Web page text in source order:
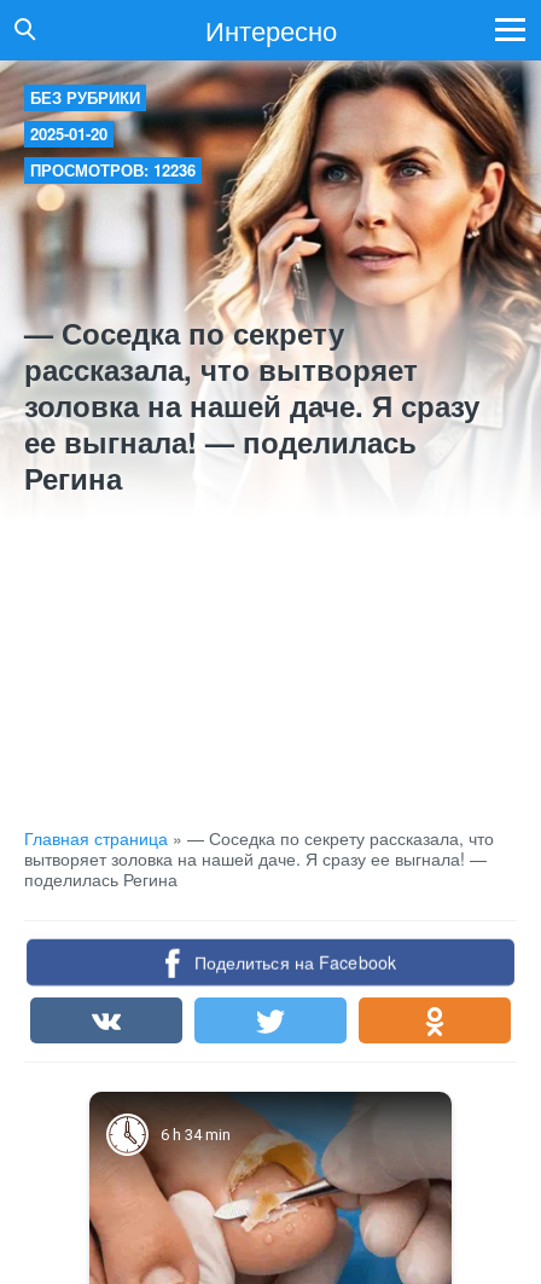
Интересно
БЕЗ РУБРИКИ
2025-01-20
ПРОСМОТРОВ: 12236
— Соседка по секрету
рассказала, что вытворяет
золовка на нашей даче. Я сразу
ее выгнала! — поделилась
Регина
Главная страница » — Соседка по секрету рассказала, что
вытворяет золовка на нашей даче. Я сразу ее выгнала! —
поделилась Регина
Поделиться на Facebook
6 h 34 min